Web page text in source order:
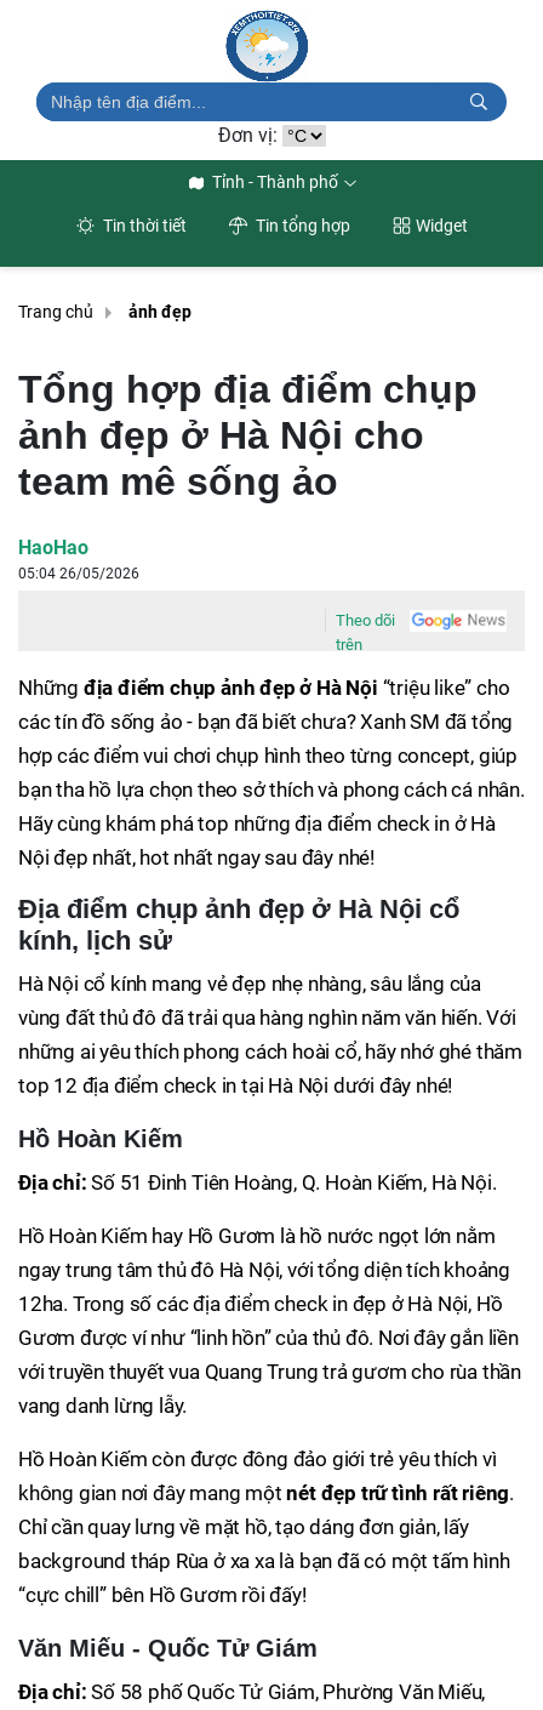
Đơn vị:
Tỉnh - Thành phố
Tin thời tiết Tin tổng hợp Widget
Trang chủ ảnh đẹp
Tổng hợp địa điểm chụp
ảnh đẹp ở Hà Nội cho
team mê sống ảo
HaoHao
05:04 26/05/2026
Theo dõi
trên
Những địa điểm chụp ảnh đẹp ở Hà Nội “triệu like” cho
các tín đồ sống ảo - bạn đã biết chưa? Xanh SM đã tổng
hợp các điểm vui chơi chụp hình theo từng concept, giúp
bạn tha hồ lựa chọn theo sở thích và phong cách cá nhân.
Hãy cùng khám phá top những địa điểm check in ở Hà
Nội đẹp nhất, hot nhất ngay sau đây nhé!
Địa điểm chụp ảnh đẹp ở Hà Nội cổ
kính, lịch sử
Hà Nội cổ kính mang vẻ đẹp nhẹ nhàng, sâu lắng của
vùng đất thủ đô đã trải qua hàng nghìn năm văn hiến. Với
những ai yêu thích phong cách hoài cổ, hãy nhớ ghé thăm
top 12 địa điểm check in tại Hà Nội dưới đây nhé!
Hồ Hoàn Kiếm
Địa chỉ: Số 51 Đinh Tiên Hoàng, Q. Hoàn Kiếm, Hà Nội.
Hồ Hoàn Kiếm hay Hồ Gươm là hồ nước ngọt lớn nằm
ngay trung tâm thủ đô Hà Nội, với tổng diện tích khoảng
12ha. Trong số các địa điểm check in đẹp ở Hà Nội, Hồ
Gươm được ví như “linh hồn” của thủ đô. Nơi đây gắn liền
với truyền thuyết vua Quang Trung trả gươm cho rùa thần
vang danh lừng lẫy.
Hồ Hoàn Kiếm còn được đông đảo giới trẻ yêu thích vì
không gian nơi đây mang mộtnét đẹp trữ tình rất riêng.
Chỉ cần quay lưng về mặt hồ, tạo dáng đơn giản, lấy
background tháp Rùa ở xa xa là bạn đã có một tấm hình
“cực chill” bên Hồ Gươm rồi đấy!
Văn Miếu - Quốc Tử Giám
Địa chỉ: Số 58 phố Quốc Tử Giám, Phường Văn Miếu,